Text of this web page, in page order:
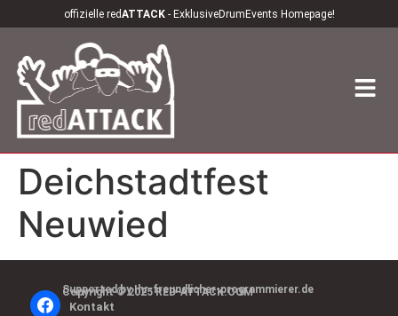
offizielle redATTACK- ExklusiveDrumEvents Homepage!
Deichstadtfest
Neuwied
Kontakt
Copyright © 2025 RED-ATTACK.COM
Supported by Ihr-freundlicher-programmierer.de